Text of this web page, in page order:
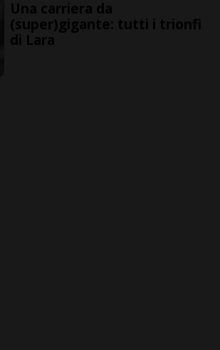
Una carriera da
(super)gigante: tutti i trionfi
di Lara